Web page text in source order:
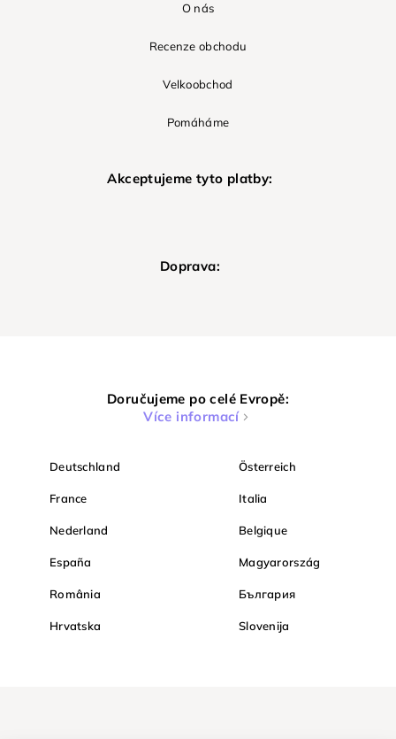
O nás
Recenze obchodu
Velkoobchod
Pomáháme
Akceptujeme tyto platby:
Doprava:
Doručujeme po celé Evropě:
Více informací
Deutschland Österreich
France Italia
Nederland Belgique
España Magyarország
România България
Hrvatska Slovenija